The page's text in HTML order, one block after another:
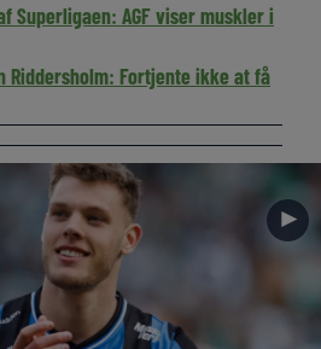
Superligaen: AGF viser muskler i
Riddersholm: Fortjente ikke at få
►